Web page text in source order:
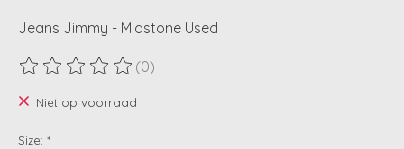
Jeans Jimmy - Midstone Used
De beoordeling van dit product is
(0)
Niet op voorraad
Size: *